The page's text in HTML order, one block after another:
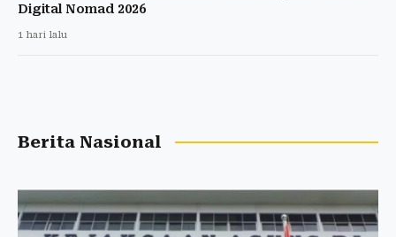
Digital Nomad 2026
1 hari lalu
Berita Nasional